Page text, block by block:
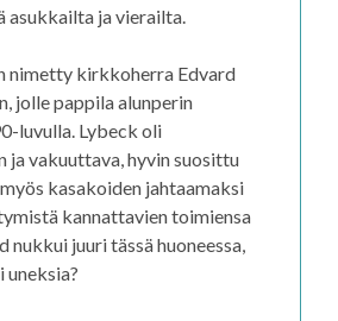
asukkailta ja vierailta.
nimetty kirkkoherra Edvard
jolle pappila alunperin
luvulla. Lybeck oli
ja vakuuttava, hyvin suosittu
kasakoiden jahtaamaksi
kannattavien toimiensa
nukkui juuri tässä huoneessa,
uneksia?